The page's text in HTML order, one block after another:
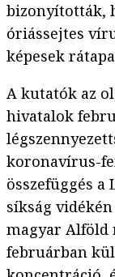
bizonyították,
óriássejtes
képesek
A kutatók az
hivatalok
koronavírus-
összefüggés a
síkság
magyar Alföld
februárban